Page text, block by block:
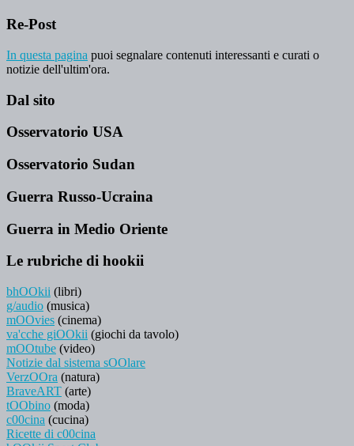
Re-Post
In questa pagina puoi segnalare contenuti interessanti e curati o
notizie dell'ultim'ora.
Dal sito
Osservatorio USA
Osservatorio Sudan
Guerra Russo-Ucraina
Guerra in Medio Oriente
Le rubriche di hookii
bhOOkii (libri)
g/audio (musica)
mOOvies (cinema)
va'cche giOOkii (giochi da tavolo)
mOOtube (video)
Notizie dal sistema sOOlare
VerzOOra (natura)
BraveART (arte)
tOObino (moda)
c00cina (cucina)
Ricette di c00cina